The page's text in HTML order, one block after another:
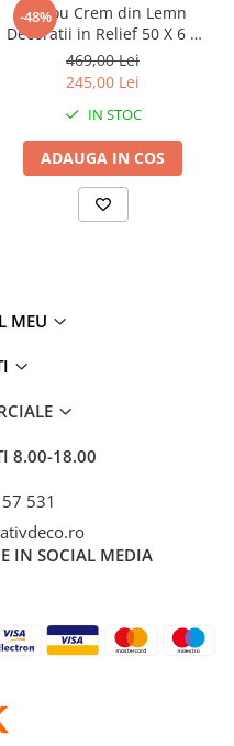
-48%
Tablou Crem din Lemn
Decoratii in Relief 50 X 6 X
70 cm
469,00 Lei
245,00 Lei
IN STOC
ADAUGA IN COS
MEU
8.00-18.00
531
IN SOCIAL MEDIA